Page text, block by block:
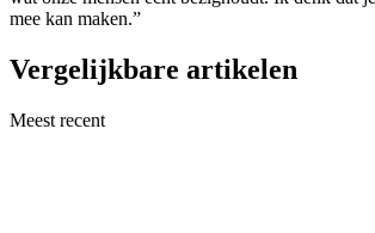
mee kan maken.”
Vergelijkbare artikelen
Meest recent